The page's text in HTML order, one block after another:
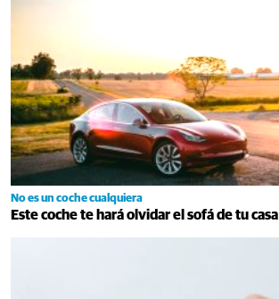
No es un coche cualquiera
Este coche te hará olvidar el sofá de tu casa